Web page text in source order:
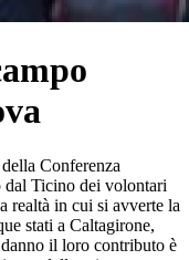
Conferenza
dal Ticino dei volontari
realtà in cui si avverte la
stati a Caltagirone,
il loro contributo è